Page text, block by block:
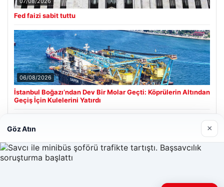
Fed faizi sabit tuttu
06/08/2026
İstanbul Boğazı’ndan Dev Bir Molar Geçti: Köprülerin Altından
Geçiş İçin Kulelerini Yatırdı
Son Eklenen Firmalar
Göz Atın ×